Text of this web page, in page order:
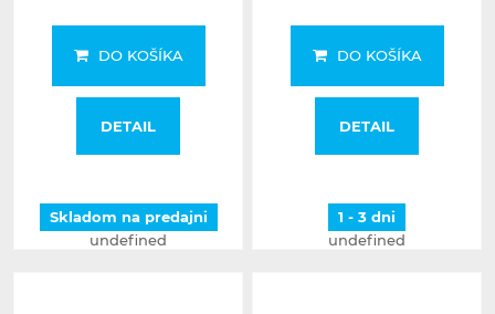
DO KOŠÍKA
DETAIL
Skladom na predajni
undefined
DO KOŠÍKA
DETAIL
1 - 3 dni
undefined